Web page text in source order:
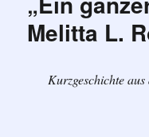
Melitta L.
Kurzgeschichte